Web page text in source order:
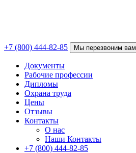
+7 (800) 444-82-85 Мы перезвоним вам
Документы
Рабочие профессии
Дипломы
Охрана труда
Цены
Отзывы
Контакты
О нас
Наши Контакты
+7 (800) 444-82-85